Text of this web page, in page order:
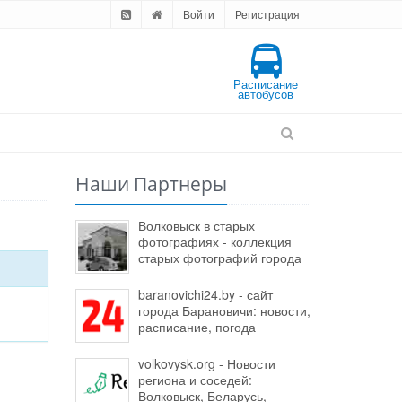
Войти Регистрация
Расписание
автобусов
Наши Партнеры
Волковыск в старых
фотографиях - коллекция
старых фотографий города
baranovichi24.by - сайт
города Барановичи: новости,
расписание, погода
volkovysk.org - Новости
региона и соседей:
Волковыск, Беларусь,